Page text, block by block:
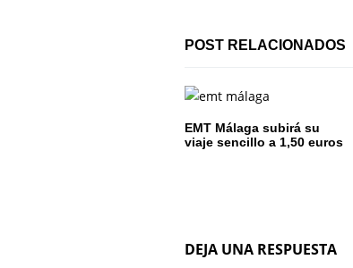
ó
n
d
e
t
POST RELACIONADOS
EMT Málaga subirá su
viaje sencillo a 1,50 euros
DEJA UNA RESPUESTA